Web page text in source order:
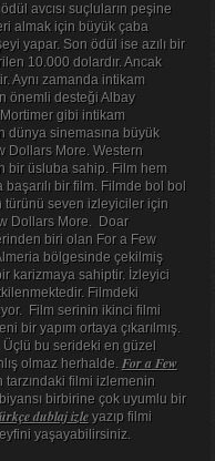
avcısı suçluların peşine
almak için büyük çaba
yapar. Son ödül ise azılı bir
10.000 dolardır. Ancak
Aynı zamanda intikam
önemli desteği Albay
gibi intikam
dünya sinemasına büyük
Dollars More. Western
bir üsluba sahip. Film hem
bir film. Filmde bol bol
türünü seven izleyiciler için
Dollars More. Doar
biri olan For a Few
bölgesinde çekilmiş
karizmaya sahiptir. İzleyici
Filmdeki
Film serinin ikinci filmi
bir yapım ortaya çıkarılmış.
bu serideki en güzel
olmaz herhalde. For a Few
filmi izlemenin
birbirine çok uyumlu bir
dublaj izleyazıp filmi
yaşayabilirsiniz.